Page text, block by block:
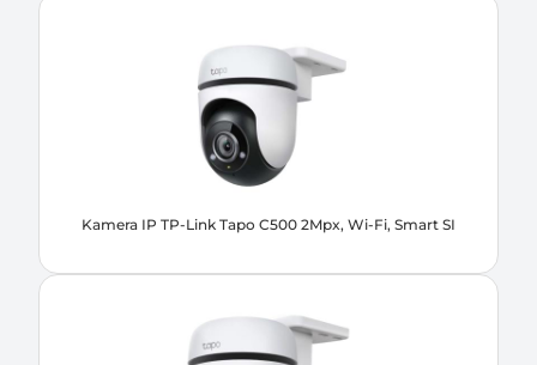
Kamera IP TP-Link Tapo C500 2Mpx, Wi-Fi, Smart SI